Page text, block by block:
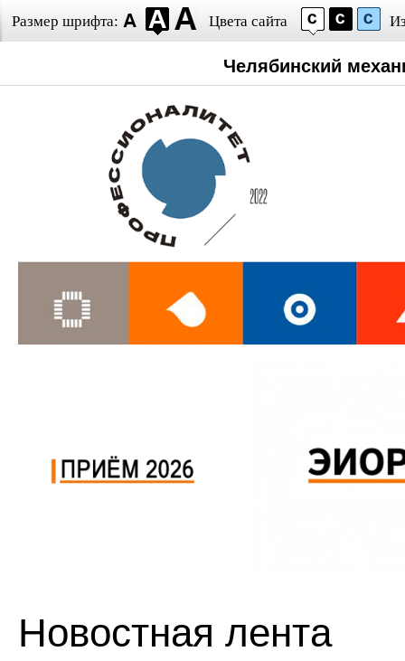
Размер шрифта: Цвета сайта
Челябинский
Новостная лента